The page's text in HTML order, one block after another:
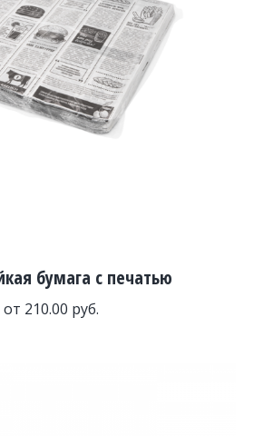
бумага с печатью
от 210.00 руб.